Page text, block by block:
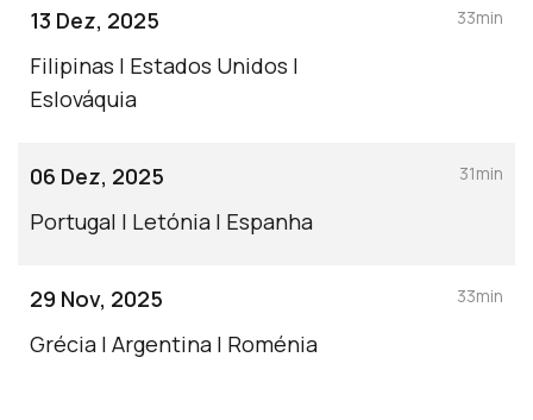
13 Dez, 2025
Filipinas | Estados Unidos |
Eslováquia
33min
06 Dez, 2025
Portugal | Letónia | Espanha
31min
29 Nov, 2025
Grécia | Argentina | Roménia
33min